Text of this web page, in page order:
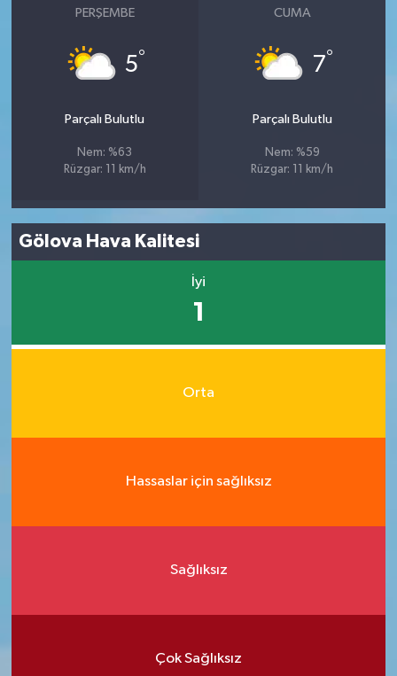
PERŞEMBE
5°
Parçalı Bulutlu
Nem: %63
Rüzgar: 11 km/h
CUMA
7°
Parçalı Bulutlu
Nem: %59
Rüzgar: 11 km/h
Gölova Hava Kalitesi
İyi
1
Orta
Hassaslar için sağlıksız
Sağlıksız
Çok Sağlıksız